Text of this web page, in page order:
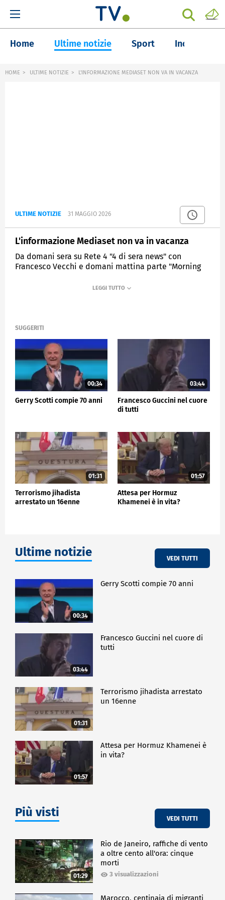
Home Ultime notizie Sport Inchieste
HOME ULTIME NOTIZIE L'INFORMAZIONE MEDIASET NON VA IN VACANZA
ULTIME NOTIZIE 31 MAGGIO 2026
L'informazione Mediaset non va in vacanza
Da domani sera su Rete 4 "4 di sera news" con
Francesco Vecchi e domani mattina parte "Morning
SUGGERITI
00:34
Gerry Scotti compie 70 anni
03:44
Francesco Guccini nel cuore
di tutti
01:31
Terrorismo jihadista
arrestato un 16enne
01:57
Attesa per Hormuz
Khamenei è in vita?
Ultime notizie VEDI TUTTI
00:34
Gerry Scotti compie 70 anni
03:44
Francesco Guccini nel cuore di
tutti
01:31
Terrorismo jihadista arrestato
un 16enne
01:57
Attesa per Hormuz Khamenei è
in vita?
Più visti VEDI TUTTI
01:29
Rio de Janeiro, raffiche di vento
a oltre cento all'ora: cinque
morti
3 visualizzazioni
Marocco, centinaia di migranti